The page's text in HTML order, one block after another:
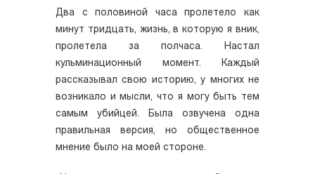
Два с половиной часа пролетело как
минут тридцать, жизнь, в которую я вник,
пролетела за полчаса. Настал
кульминационный момент. Каждый
рассказывал свою историю, у многих не
возникало и мысли, что я могу быть тем
самым убийцей. Была озвучена одна
правильная версия, но общественное
мнение было на моей стороне.